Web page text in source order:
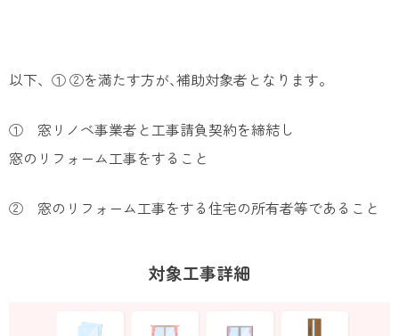
以下、① ②を満たす方が､補助対象者となります。
① 窓リノベ事業者と工事請負契約を締結し
窓のリフォーム工事をすること
② 窓のリフォーム工事をする住宅の所有者等であること
対象工事詳細